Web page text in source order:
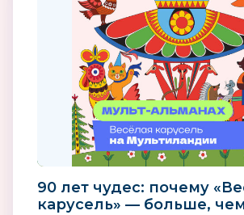
90 лет чудес: почему
карусель» — больше,